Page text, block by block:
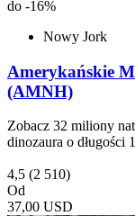
do -16%
Nowy Jork
Amerykańskie
(AMNH)
Zobacz 32 miliony
dinozaura o długości
4,5 (2 510)
Od
37,00 USD